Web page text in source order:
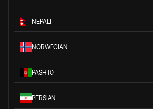
NEPALI
NORWEGIAN
PASHTO
PERSIAN